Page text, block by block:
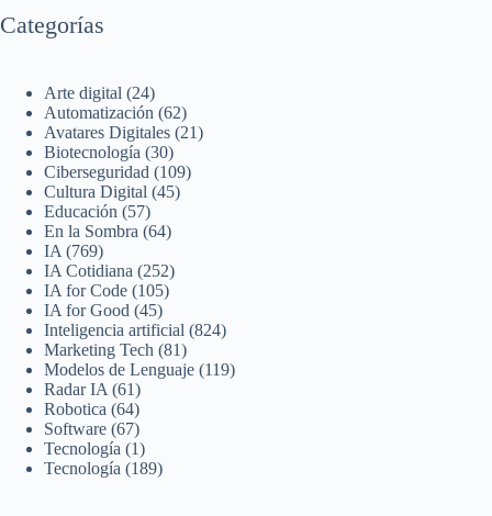
Categorías
Arte digital (24)
Automatización (62)
Avatares Digitales (21)
Biotecnología (30)
Ciberseguridad (109)
Cultura Digital (45)
Educación (57)
En la Sombra (64)
IA (769)
IA Cotidiana (252)
IA for Code (105)
IA for Good (45)
Inteligencia artificial (824)
Marketing Tech (81)
Modelos de Lenguaje (119)
Radar IA (61)
Robotica (64)
Software (67)
Tecnología (1)
Tecnología (189)